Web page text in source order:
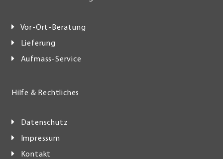
Vor-Ort-Beratung
Lieferung
Aufmass-Service
Hilfe & Rechtliches
Datenschutz
Impressum
Kontakt